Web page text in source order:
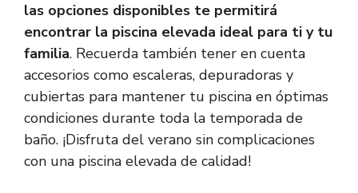
las opciones disponibles te permitirá
encontrar la piscina elevada ideal para ti y tu
familia. Recuerda también tener en cuenta
accesorios como escaleras, depuradoras y
cubiertas para mantener tu piscina en óptimas
condiciones durante toda la temporada de
baño. ¡Disfruta del verano sin complicaciones
con una piscina elevada de calidad!